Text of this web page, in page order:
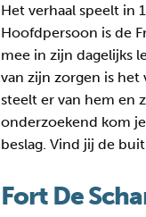
Het verhaal speelt in
Hoofdpersoon is de
mee in zijn dagelijks
van zijn zorgen is het
steelt er van hem en
onderzoekend kom
beslag. Vind jij de
Fort De